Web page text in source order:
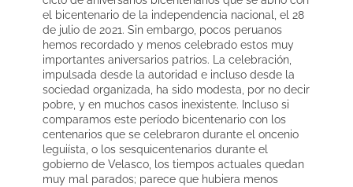
el bicentenario de la independencia nacional, el 28
de julio de 2021. Sin embargo, pocos peruanos
hemos recordado y menos celebrado estos muy
importantes aniversarios patrios. La celebración,
impulsada desde la autoridad e incluso desde la
sociedad organizada, ha sido modesta, por no decir
pobre, y en muchos casos inexistente. Incluso si
comparamos este período bicentenario con los
centenarios que se celebraron durante el oncenio
leguiísta, o los sesquicentenarios durante el
gobierno de Velasco, los tiempos actuales quedan
muy mal parados; parece que hubiera menos